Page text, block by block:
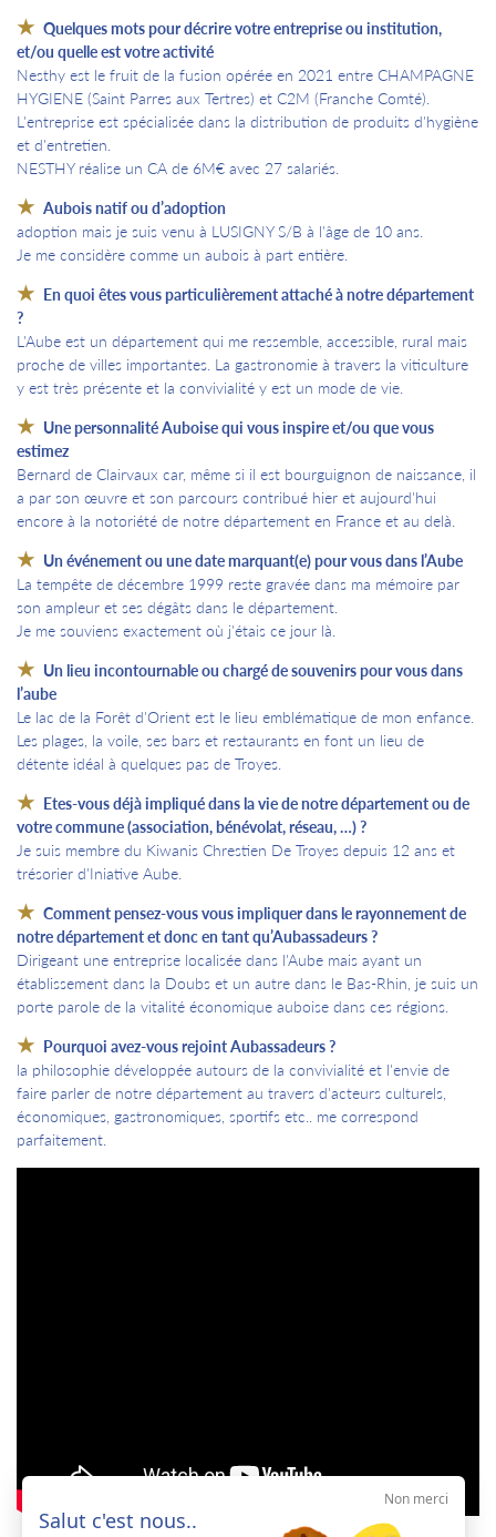
Quelques mots pour décrire votre entreprise ou institution,
et/ou quelle est votre activité
Nesthy est le fruit de la fusion opérée en 2021 entre CHAMPAGNE
HYGIENE (Saint Parres aux Tertres) et C2M (Franche Comté).
L'entreprise est spécialisée dans la distribution de produits d'hygiène
et d'entretien.
NESTHY réalise un CA de 6M€ avec 27 salariés.
Aubois natif ou d’adoption
adoption mais je suis venu à LUSIGNY S/B à l'âge de 10 ans.
Je me considère comme un aubois à part entière.
En quoi êtes vous particulièrement attaché à notre département
?
L'Aube est un département qui me ressemble, accessible, rural mais
proche de villes importantes. La gastronomie à travers la viticulture
y est très présente et la convivialité y est un mode de vie.
Une personnalité Auboise qui vous inspire et/ou que vous
estimez
Bernard de Clairvaux car, même si il est bourguignon de naissance, il
a par son œuvre et son parcours contribué hier et aujourd'hui
encore à la notoriété de notre département en France et au delà.
Un événement ou une date marquant(e) pour vous dans l’Aube
La tempête de décembre 1999 reste gravée dans ma mémoire par
son ampleur et ses dégâts dans le département.
Je me souviens exactement où j'étais ce jour là.
Un lieu incontournable ou chargé de souvenirs pour vous dans
l’aube
Le lac de la Forêt d'Orient est le lieu emblématique de mon enfance.
Les plages, la voile, ses bars et restaurants en font un lieu de
détente idéal à quelques pas de Troyes.
Etes-vous déjà impliqué dans la vie de notre département ou de
votre commune (association, bénévolat, réseau, …) ?
Je suis membre du Kiwanis Chrestien De Troyes depuis 12 ans et
trésorier d'Iniative Aube.
Comment pensez-vous vous impliquer dans le rayonnement de
notre département et donc en tant qu’Aubassadeurs ?
Dirigeant une entreprise localisée dans l'Aube mais ayant un
établissement dans la Doubs et un autre dans le Bas-Rhin, je suis un
porte parole de la vitalité économique auboise dans ces régions.
Pourquoi avez-vous rejoint Aubassadeurs ?
la philosophie développée autours de la convivialité et l'envie de
faire parler de notre département au travers d'acteurs culturels,
économiques, gastronomiques, sportifs etc.. me correspond
parfaitement.
Non merci
Salut c'est nous..